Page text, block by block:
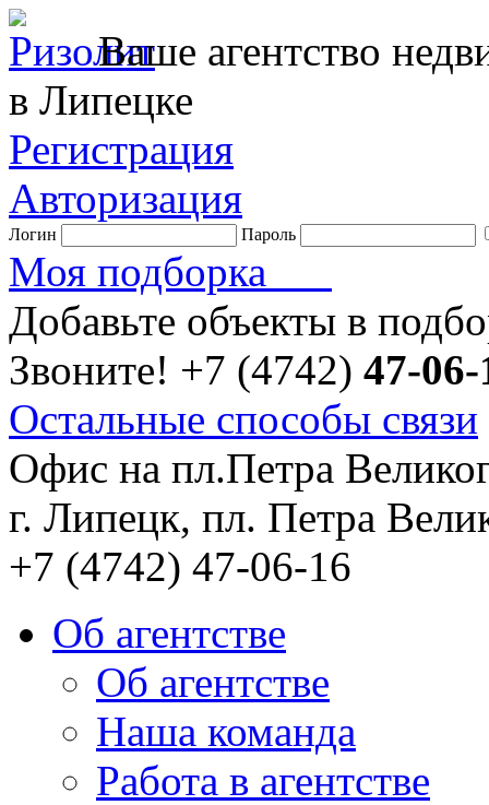
Ваше агентство
в Липецке
Регистрация
Авторизация
Логин Пароль
Моя подборка
Добавьте объекты в
Звоните! +7 (4742) 47-06-
Остальные способы связи
Офис на пл.Петра
г. Липецк, пл. Петра
+7 (4742) 47-06-16
Об агентстве
Об агентстве
Наша команда
Работа в агентстве